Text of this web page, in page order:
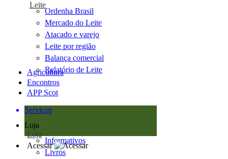
Leite
Ordenha Brasil
Mercado do Leite
Atacado e varejo
Leite por região
Balança comercial
Relatório de Leite
Agricultura
Encontros
APP Scot
Serviços
Loja
Loja
Informativos
Livros
Acessar